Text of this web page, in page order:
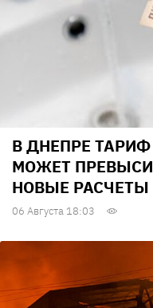
В ДНЕПРЕ ТАРИФ
МОЖЕТ
НОВЫЕ РАСЧЕТЫ
06 Августа 18:03